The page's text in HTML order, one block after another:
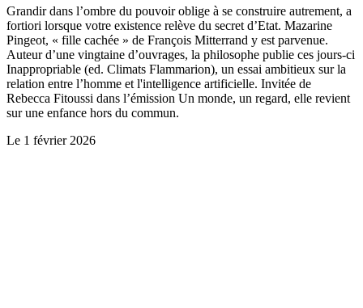
Grandir dans l’ombre du pouvoir oblige à se construire autrement, a
fortiori lorsque votre existence relève du secret d’Etat. Mazarine
Pingeot, « fille cachée » de François Mitterrand y est parvenue.
Auteur d’une vingtaine d’ouvrages, la philosophe publie ces jours-ci
Inappropriable (ed. Climats Flammarion), un essai ambitieux sur la
relation entre l’homme et l'intelligence artificielle. Invitée de
Rebecca Fitoussi dans l’émission Un monde, un regard, elle revient
sur une enfance hors du commun.
Le 1 février 2026